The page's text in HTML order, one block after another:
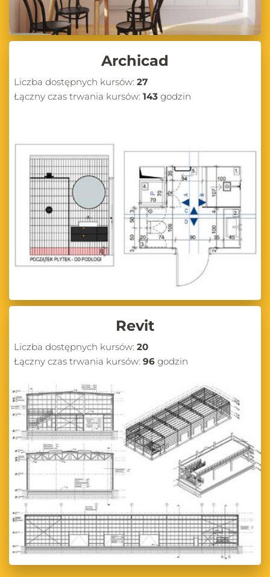
Archicad
Liczba dostępnych kursów: 27
Łączny czas trwania kursów: 143 godzin
Revit
Liczba dostępnych kursów: 20
Łączny czas trwania kursów: 96 godzin